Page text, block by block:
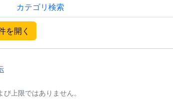
カテゴリ検索
を開く
上限ではありません。